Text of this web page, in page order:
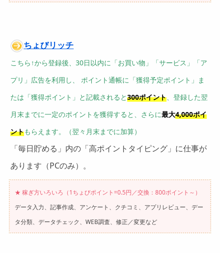
ちょびリッチ
こちら↑から登録後、 30日以内に「お買い物」「サービス」「ア
プリ」広告を利用し、 ポイント通帳に「獲得予定ポイント」ま
たは「獲得ポイント」と記載されると300ポイント、登録した翌
月末までに一定のポイントを獲得すると、さらに最大4,000ポイ
ントもらえます。（翌々月末までに加算）
「毎日貯める」内の「高ポイントタイピング」に仕事が
あります（PCのみ）。
★ 稼ぎ方いろいろ（1ちょびポイント=0.5円／交換：800ポイント～）
データ入力、記事作成、アンケート、クチコミ、アプリレビュー、デー
タ分類、データチェック、WEB調査、修正／変更など